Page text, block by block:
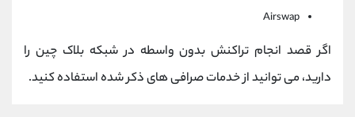
Airswap
اگر قصد انجام تراکنش بدون واسطه در شبکه بلاک چین را
دارید، می توانید از خدمات صرافی های ذکر شده استفاده کنید.